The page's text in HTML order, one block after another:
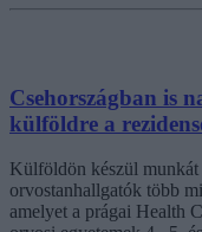
Csehországban is
külföldre a
Külföldön készül munkát
orvostanhallgatók több
amelyet a prágai Health